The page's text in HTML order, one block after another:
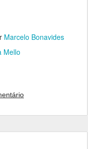
Marcelo Bonavides
Mello